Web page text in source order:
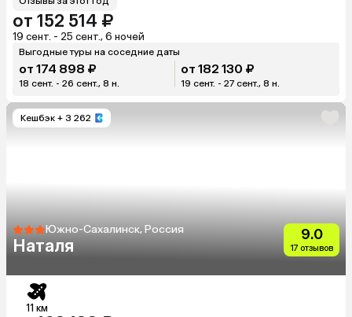
от 152 514 ₽
19 сент. - 25 сент., 6 ночей
Выгодные туры на соседние даты
от 174 898 ₽
18 сент. - 26 сент., 8 н.
от 182 130 ₽
19 сент. - 27 сент., 8 н.
Кешбэк + 3 262
Южно-Сахалинск, Россия
Наталя
9.0
17 отзывов
11 км